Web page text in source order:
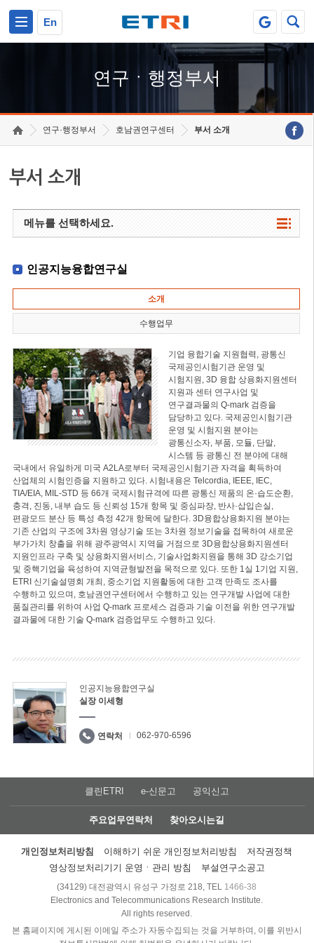
En
연구ㆍ행정부서
연구·행정부서 호남권연구센터 부서 소개
부서 소개
메뉴를 선택하세요.
인공지능융합연구실
소개
수행업무
기업 융합기술 지원협력, 광통신
국제공인시험기관 운영 및
시험지원, 3D 융합 상용화지원센터
지원과 센터 연구사업 및
연구결과물의 Q-mark 검증을
담당하고 있다. 국제공인시험기관
운영 및 시험지원 분야는
광통신소자, 부품, 모듈, 단말,
시스템 등 광통신 전 분야에 대해
국내에서 유일하게 미국 A2LA로부터 국제공인시험기관 자격을 획득하여
산업체의 시험인증을 지원하고 있다. 시험내용은 Telcordia, IEEE, IEC,
TIA/EIA, MIL-STD 등 66개 국제시험규격에 따른 광통신 제품의 온·습도순환,
충격, 진동, 내부 습도 등 신뢰성 15개 항목 및 중심파장, 반사·삽입손실,
편광모드 분산 등 특성 측정 42개 항목에 달한다. 3D융합상용화지원 분야는
기존 산업의 구조에 3차원 영상기술 또는 3차원 정보기술을 접목하여 새로운
부가가치 창출을 위해 광주광역시 지역을 거점으로 3D융합상용화지원센터
지원인프라 구축 및 상용화지원서비스, 기술사업화지원을 통해 3D 강소기업
및 중핵기업을 육성하여 지역균형발전을 목적으로 있다. 또한 1실 1기업 지원,
ETRI 신기술설명회 개최, 중소기업 지원활동에 대한 고객 만족도 조사를
수행하고 있으며, 호남권연구센터에서 수행하고 있는 연구개발 사업에 대한
품질관리를 위하여 사업 Q-mark 프로세스 검증과 기술 이전을 위한 연구개발
결과물에 대한 기술 Q-mark 검증업무도 수행하고 있다.
인공지능융합연구실
실장 이세형
연락처 062-970-6596
클린ETRI e-신문고 공익신고
주요업무연락처 찾아오시는길
개인정보처리방침 이해하기 쉬운 개인정보처리방침
저작권정책
영상정보처리기기 운영ㆍ관리 방침
부설연구소공고
(34129) 대전광역시 유성구 가정로 218, TEL 1466-38
Electronics and Telecommunications Research Institute.
All rights reserved.
본 홈페이지에 게시된 이메일 주소가 자동수집되는 것을 거부하며, 이를 위반시